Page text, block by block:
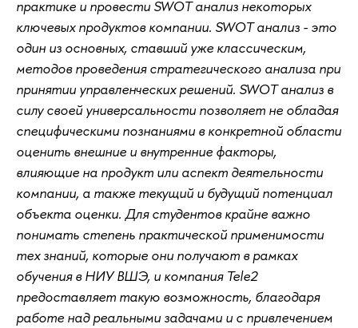
практике и провести SWOT анализ некоторых
ключевых продуктов компании. SWOT анализ - это
один из основных, ставший уже классическим,
методов проведения стратегического анализа при
принятии управленческих решений. SWOT анализ в
силу своей универсальности позволяет не обладая
специфическими познаниями в конкретной области
оценить внешние и внутренние факторы,
влияющие на продукт или аспект деятельности
компании, а также текущий и будущий потенциал
объекта оценки. Для студентов крайне важно
понимать степень практической применимости
тех знаний, которые они получают в рамках
обучения в НИУ ВШЭ, и компания Tele2
предоставляет такую возможность, благодаря
работе над реальными задачами и с привлечением